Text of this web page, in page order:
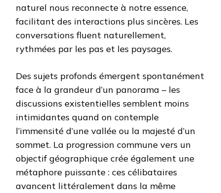
naturel nous reconnecte à notre essence,
facilitant des interactions plus sincères. Les
conversations fluent naturellement,
rythmées par les pas et les paysages.
Des sujets profonds émergent spontanément
face à la grandeur d’un panorama – les
discussions existentielles semblent moins
intimidantes quand on contemple
l’immensité d’une vallée ou la majesté d’un
sommet. La progression commune vers un
objectif géographique crée également une
métaphore puissante : ces célibataires
avancent littéralement dans la même